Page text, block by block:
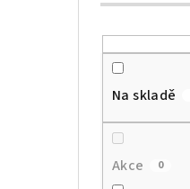
Na skladě
Akce 0